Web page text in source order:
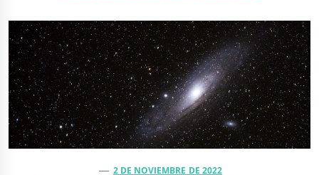
2 DE NOVIEMBRE DE 2022